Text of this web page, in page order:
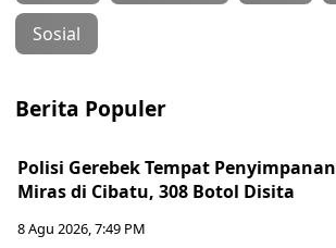
Sosial
Berita Populer
Polisi Gerebek Tempat Penyimpanan
Miras di Cibatu, 308 Botol Disita
8 Agu 2026, 7:49 PM